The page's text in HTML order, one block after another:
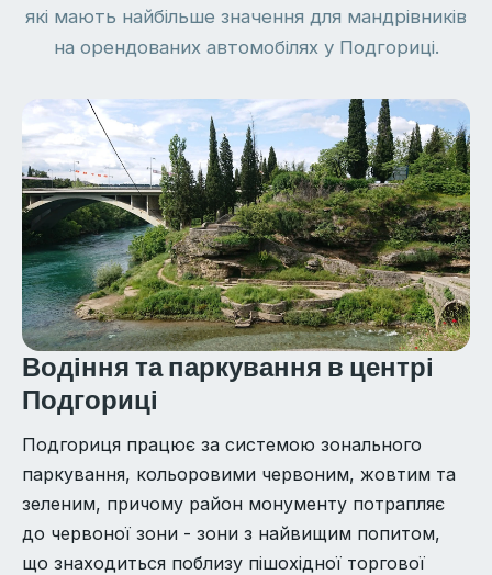
які мають найбільше значення для мандрівників
на орендованих автомобілях у Подгориці.
Водіння та паркування в центрі
Подгориці
Подгориця працює за системою зонального
паркування, кольоровими червоним, жовтим та
зеленим, причому район монументу потрапляє
до червоної зони - зони з найвищим попитом,
що знаходиться поблизу пішохідної торгової